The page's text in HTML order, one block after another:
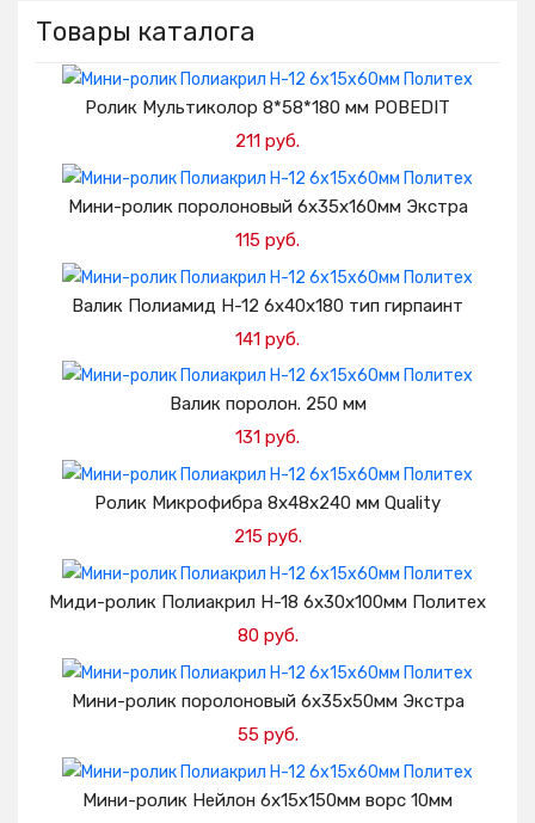
Товары каталога
Ролик Мультиколор 8*58*180 мм POBEDIT
211 руб.
Добавить в корзину
Мини-ролик поролоновый 6х35х160мм Экстра
115 руб.
Добавить в корзину
Валик Полиамид H-12 6х40х180 тип гирпаинт
141 руб.
Добавить в корзину
Валик поролон. 250 мм
131 руб.
Добавить в корзину
Ролик Микрофибра 8х48х240 мм Quality
215 руб.
Добавить в корзину
Миди-ролик Полиакрил H-18 6х30х100мм Политех
80 руб.
Добавить в корзину
Мини-ролик поролоновый 6х35х50мм Экстра
55 руб.
Добавить в корзину
Мини-ролик Нейлон 6х15х150мм ворс 10мм